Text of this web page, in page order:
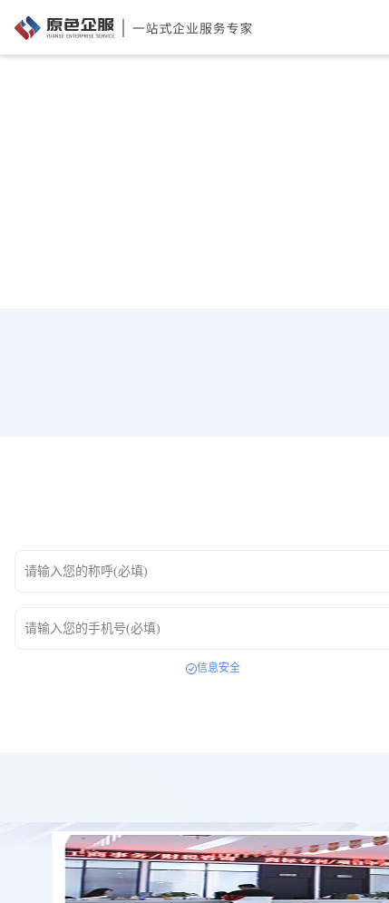
请输入您的称呼(必填)
请输入您的手机号(必填)
信息安全